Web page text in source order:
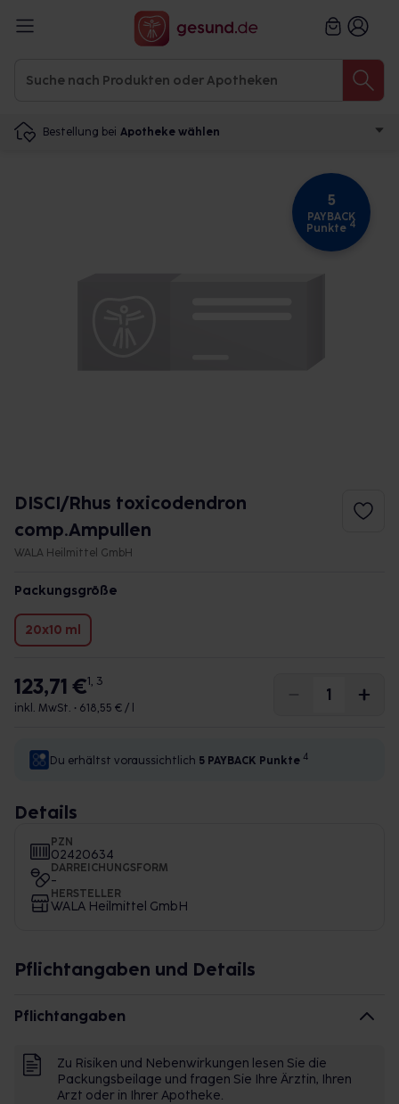
Bestellung bei Apotheke wählen
5
PAYBACK
Punkte 4
DISCI/Rhus toxicodendron
comp.Ampullen
WALA Heilmittel GmbH
Packungsgröße
20x10 ml
123,71 €1, 3
inkl. MwSt. • 618,55 € / l
Du erhältst voraussichtlich 5 PAYBACK Punkte 4
Details
PZN
02420634
DARREICHUNGSFORM
-
HERSTELLER
WALA Heilmittel GmbH
Pflichtangaben und Details
Pflichtangaben
Zu Risiken und Nebenwirkungen lesen Sie die
Packungsbeilage und fragen Sie Ihre Ärztin, Ihren
Arzt oder in Ihrer Apotheke.